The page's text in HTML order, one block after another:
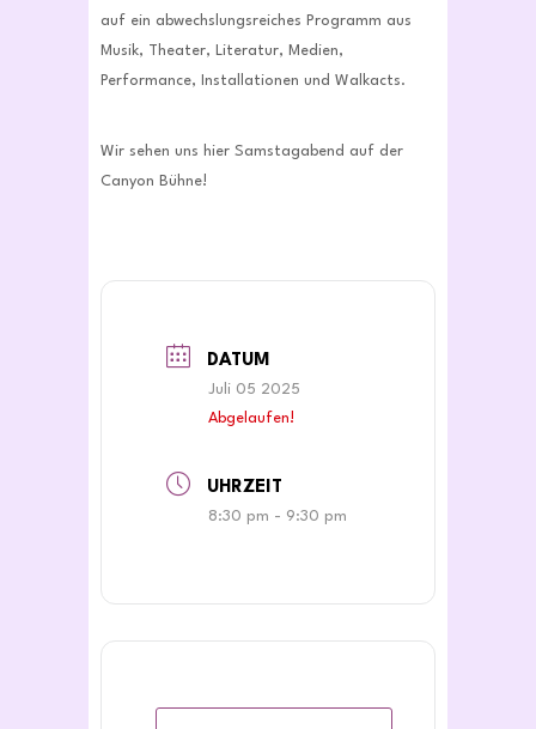
auf ein abwechslungsreiches Programm aus
Musik, Theater, Literatur, Medien,
Performance, Installationen und Walkacts.
Wir sehen uns hier Samstagabend auf der
Canyon Bühne!
DATUM
Juli 05 2025
Abgelaufen!
UHRZEIT
8:30 pm - 9:30 pm